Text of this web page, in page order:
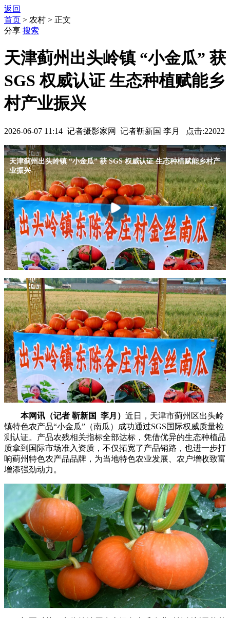
返回
首页 > 农村 > 正文
分享 搜索
天津蓟州出头岭镇 “小金瓜” 获
SGS 权威认证 生态种植赋能乡
村产业振兴
2026-06-07 11:14 记者摄影家网 记者靳新国 李月 点击:22022
本网讯（记者 靳新国 李月） 近日，天津市蓟州区出头岭
镇特色农产品“小金瓜”（南瓜）成功通过SGS国际权威质量检
测认证。产品农残相关指标全部达标，凭借优异的生态种植品
质拿到国际市场准入资质，不仅拓宽了产品销路，也进一步打
响蓟州特色农产品品牌，为当地特色农业发展、农户增收致富
增添强劲动力。